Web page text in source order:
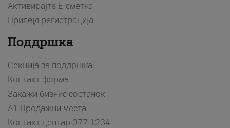
Активирајте Е-сметка
Припејд регистрација
Поддршка
Секција за поддршка
Контакт форма
Закажи бизнис состанок
A1 Продажни места
Контакт центар 077 1234